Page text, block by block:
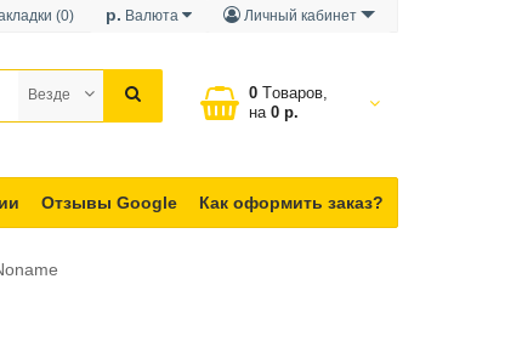
Личный кабинет
р. Валюта
(0)
0 Tоваров,
на
0 р.
Везде
Отзывы Google Как оформить заказ?